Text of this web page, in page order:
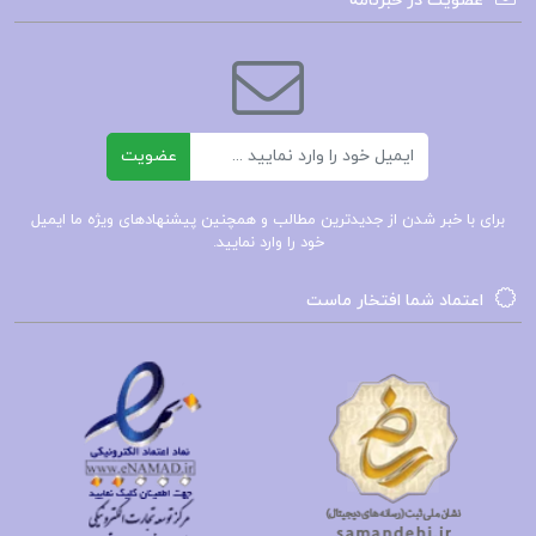
زندگینامه علمی دانشوران جلد دوم
دانلود کتاب زندگینامهٔ علمی دانشوران جلد دوم احمد
بیرشک PDF
کتاب پیشنهادی📚
بیرشک
کتاب در رویای بابل ریچارد براتیگان
کتاب مسافرخانه گی‌دو موپاسان
عضویت
برای با خبر شدن از جدیدترین مطالب و همچنین پیشنهادهای ویژه ما ایمیل
خود را وارد نمایید.
اعتماد شما افتخار ماست